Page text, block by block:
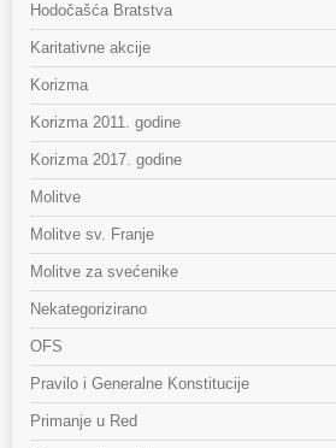
Hodočašća Bratstva
Karitativne akcije
Korizma
Korizma 2011. godine
Korizma 2017. godine
Molitve
Molitve sv. Franje
Molitve za svećenike
Nekategorizirano
OFS
Pravilo i Generalne Konstitucije
Primanje u Red